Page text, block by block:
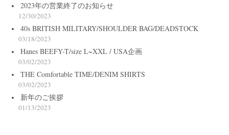
2023年の営業終了のお知らせ
12/30/2023
40s BRITISH MILITARY/SHOULDER BAG/DEADSTOCK
03/18/2023
Hanes BEEFY-T/size L~XXL / USA企画
03/02/2023
THE Comfortable TIME/DENIM SHIRTS
03/02/2023
新年のご挨拶
01/13/2023